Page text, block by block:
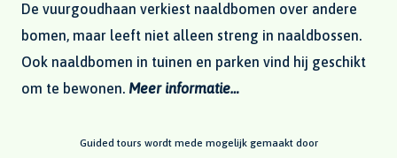
De vuurgoudhaan verkiest naaldbomen over andere
bomen, maar leeft niet alleen streng in naaldbossen.
Ook naaldbomen in tuinen en parken vind hij geschikt
om te bewonen. Meer informatie…
Guided tours wordt mede mogelijk gemaakt door